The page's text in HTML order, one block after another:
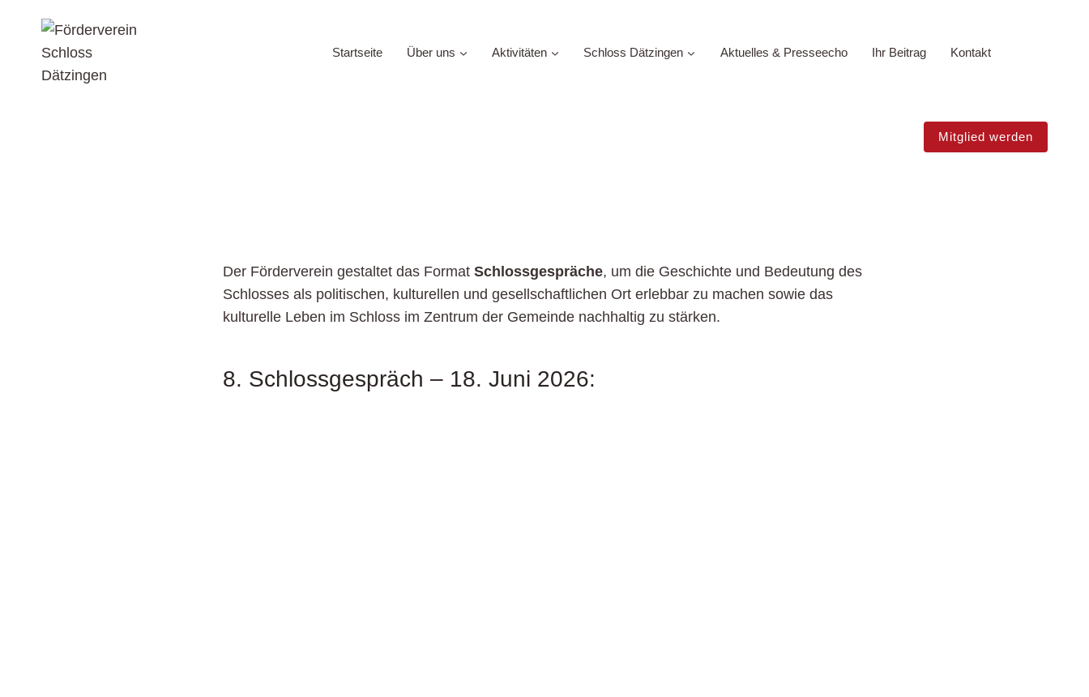
springen
Startseite Über uns Aktivitäten Schloss Dätzingen Aktuelles & Presseecho Ihr Beitrag Kontakt
Mitglied werden
Der Förderverein gestaltet das Format Schlossgespräche, um die Geschichte und Bedeutung des
Schlosses als politischen, kulturellen und gesellschaftlichen Ort erlebbar zu machen sowie das
kulturelle Leben im Schloss im Zentrum der Gemeinde nachhaltig zu stärken.
8. Schlossgespräch – 18. Juni 2026: